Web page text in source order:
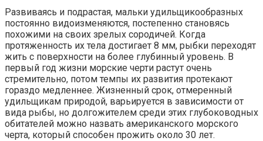
Развиваясь и подрастая, мальки удильщикообразных
постоянно видоизменяются, постепенно становясь
похожими на своих зрелых сородичей. Когда
протяженность их тела достигает 8 мм, рыбки переходят
жить с поверхности на более глубинный уровень. В
первый год жизни морские черти растут очень
стремительно, потом темпы их развития протекают
гораздо медленнее. Жизненный срок, отмеренный
удильщикам природой, варьируется в зависимости от
вида рыбы, но долгожителем среди этих глубоководных
обитателей можно назвать американского морского
черта, который способен прожить около 30 лет.